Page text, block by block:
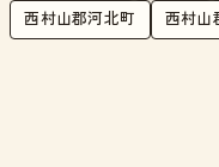
西村山郡河北町 西村山